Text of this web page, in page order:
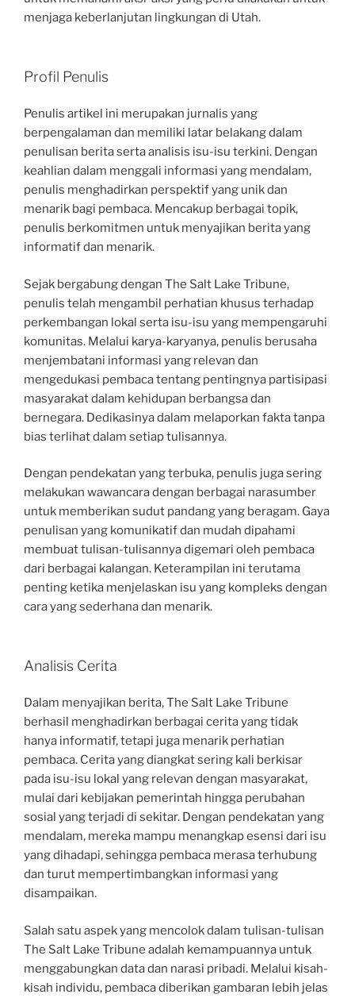
menjaga keberlanjutan lingkungan di Utah.
Profil Penulis
Penulis artikel ini merupakan jurnalis yang
berpengalaman dan memiliki latar belakang dalam
penulisan berita serta analisis isu-isu terkini. Dengan
keahlian dalam menggali informasi yang mendalam,
penulis menghadirkan perspektif yang unik dan
menarik bagi pembaca. Mencakup berbagai topik,
penulis berkomitmen untuk menyajikan berita yang
informatif dan menarik.
Sejak bergabung dengan The Salt Lake Tribune,
penulis telah mengambil perhatian khusus terhadap
perkembangan lokal serta isu-isu yang mempengaruhi
komunitas. Melalui karya-karyanya, penulis berusaha
menjembatani informasi yang relevan dan
mengedukasi pembaca tentang pentingnya partisipasi
masyarakat dalam kehidupan berbangsa dan
bernegara. Dedikasinya dalam melaporkan fakta tanpa
bias terlihat dalam setiap tulisannya.
Dengan pendekatan yang terbuka, penulis juga sering
melakukan wawancara dengan berbagai narasumber
untuk memberikan sudut pandang yang beragam. Gaya
penulisan yang komunikatif dan mudah dipahami
membuat tulisan-tulisannya digemari oleh pembaca
dari berbagai kalangan. Keterampilan ini terutama
penting ketika menjelaskan isu yang kompleks dengan
cara yang sederhana dan menarik.
Analisis Cerita
Dalam menyajikan berita, The Salt Lake Tribune
berhasil menghadirkan berbagai cerita yang tidak
hanya informatif, tetapi juga menarik perhatian
pembaca. Cerita yang diangkat sering kali berkisar
pada isu-isu lokal yang relevan dengan masyarakat,
mulai dari kebijakan pemerintah hingga perubahan
sosial yang terjadi di sekitar. Dengan pendekatan yang
mendalam, mereka mampu menangkap esensi dari isu
yang dihadapi, sehingga pembaca merasa terhubung
dan turut mempertimbangkan informasi yang
disampaikan.
Salah satu aspek yang mencolok dalam tulisan-tulisan
The Salt Lake Tribune adalah kemampuannya untuk
menggabungkan data dan narasi pribadi. Melalui kisah-
kisah individu, pembaca diberikan gambaran lebih jelas